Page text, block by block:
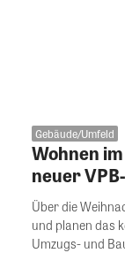
Gebäude/Umfeld
Wohnen
neuer
Über die
und planen das
Umzugs- und